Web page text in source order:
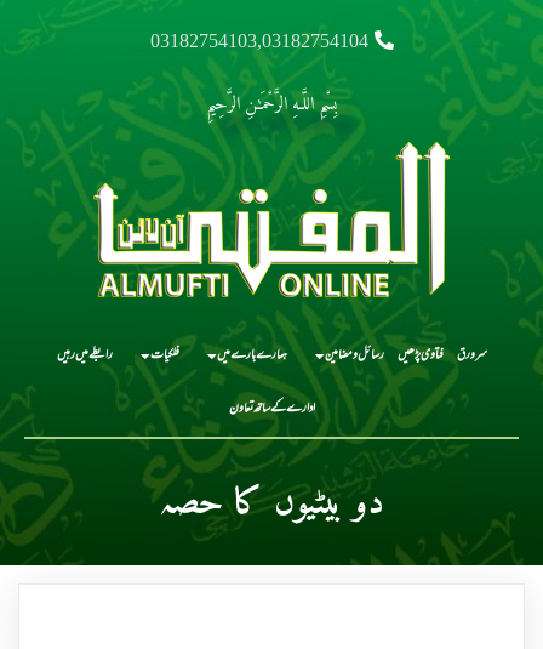
03182754103,03182754104
بِسْمِ اللَّـهِ الرَّحْمَـٰنِ الرَّحِيمِ
سرورق فتاوی پڑھیں رسائل و مضامین ہمارے بارے میں فلکیات رابطے میں رہیں
ادارے کے ساتھ تعاون
دو بیٹیوں کا حصہ